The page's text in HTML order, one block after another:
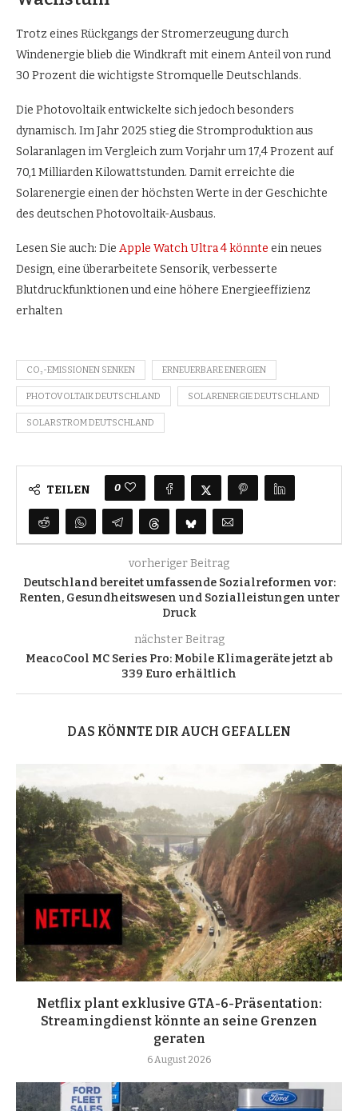
Trotz eines Rückgangs der Stromerzeugung durch
Windenergie blieb die Windkraft mit einem Anteil von rund
30 Prozent die wichtigste Stromquelle Deutschlands.
Die Photovoltaik entwickelte sich jedoch besonders
dynamisch. Im Jahr 2025 stieg die Stromproduktion aus
Solaranlagen im Vergleich zum Vorjahr um 17,4 Prozent auf
70,1 Milliarden Kilowattstunden. Damit erreichte die
Solarenergie einen der höchsten Werte in der Geschichte
des deutschen Photovoltaik-Ausbaus.
Lesen Sie auch: Die Apple Watch Ultra 4 könnte ein neues
Design, eine überarbeitete Sensorik, verbesserte
Blutdruckfunktionen und eine höhere Energieeffizienz
erhalten
CO₂-EMISSIONEN SENKEN ERNEUERBARE ENERGIEN
PHOTOVOLTAIK DEUTSCHLAND SOLARENERGIE DEUTSCHLAND
SOLARSTROM DEUTSCHLAND
TEILEN 0
vorheriger Beitrag
Deutschland bereitet umfassende Sozialreformen vor:
Renten, Gesundheitswesen und Sozialleistungen unter
Druck
nächster Beitrag
MeacoCool MC Series Pro: Mobile Klimageräte jetzt ab
339 Euro erhältlich
DAS KÖNNTE DIR AUCH GEFALLEN
Netflix plant exklusive GTA-6-Präsentation:
Streamingdienst könnte an seine Grenzen
geraten
6 August 2026